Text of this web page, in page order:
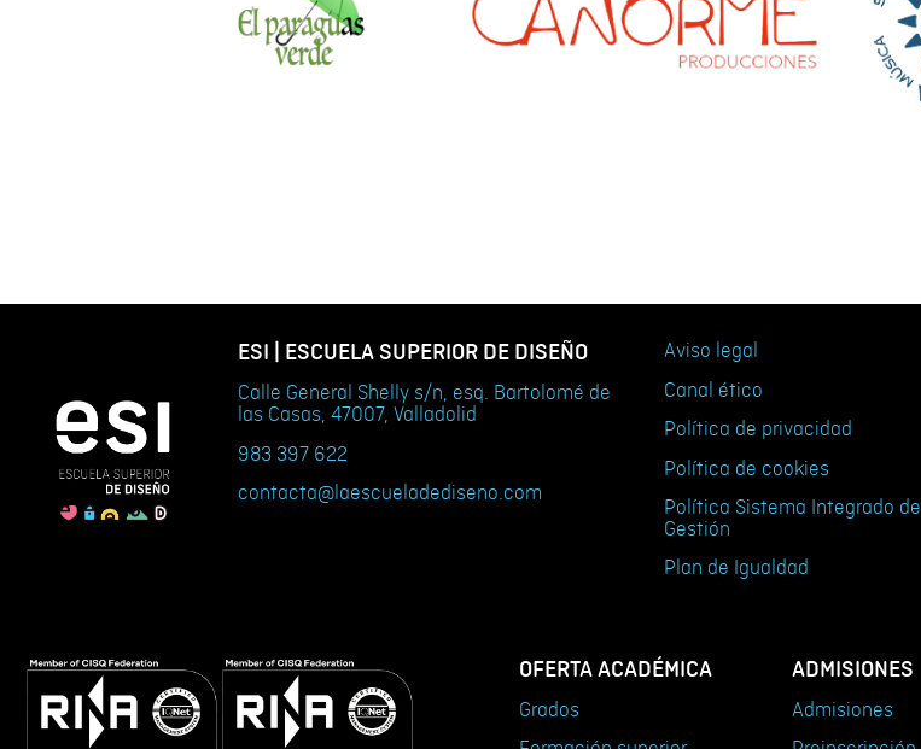
ESI | ESCUELA SUPERIOR DE DISEÑO
Calle General Shelly s/n, esq. Bartolomé de
las Casas, 47007, Valladolid
983 397 622
contacta@laescueladediseno.com
Aviso legal
Canal ético
Política de privacidad
Política de cookies
Política Sistema Integrado de
Gestión
Plan de Igualdad
OFERTA ACADÉMICA
Grados
ADMISIONES
Admisiones